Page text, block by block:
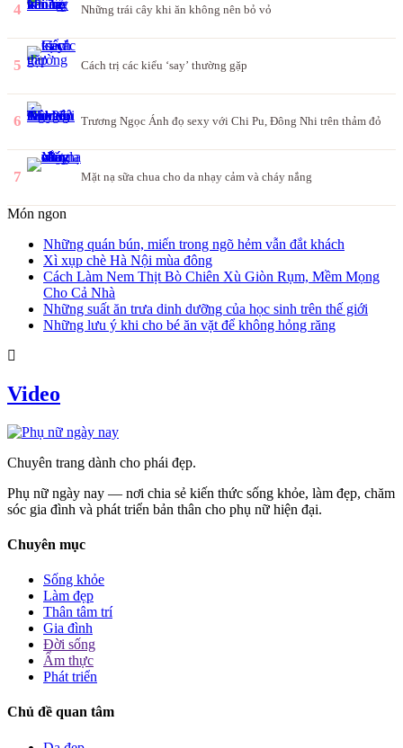
4 Những trái cây khi ăn không nên bỏ vỏ
5 Cách trị các kiểu ‘say’ thường gặp
6 Trương Ngọc Ánh đọ sexy với Chi Pu, Đông Nhi trên thảm đỏ
7 Mặt nạ sữa chua cho da nhạy cảm và cháy nắng
Món ngon
Những quán bún, miến trong ngõ hẻm vẫn đắt khách
Xì xụp chè Hà Nội mùa đông
Cách Làm Nem Thịt Bò Chiên Xù Giòn Rụm, Mềm Mọng
Cho Cả Nhà
Những suất ăn trưa dinh dưỡng của học sinh trên thế giới
Những lưu ý khi cho bé ăn vặt để không hỏng răng
Video
Chuyên trang dành cho phái đẹp.
Phụ nữ ngày nay — nơi chia sẻ kiến thức sống khỏe, làm đẹp, chăm
sóc gia đình và phát triển bản thân cho phụ nữ hiện đại.
Chuyên mục
Sống khỏe
Làm đẹp
Thân tâm trí
Gia đình
Đời sống
Ẩm thực
Phát triển
Chủ đề quan tâm